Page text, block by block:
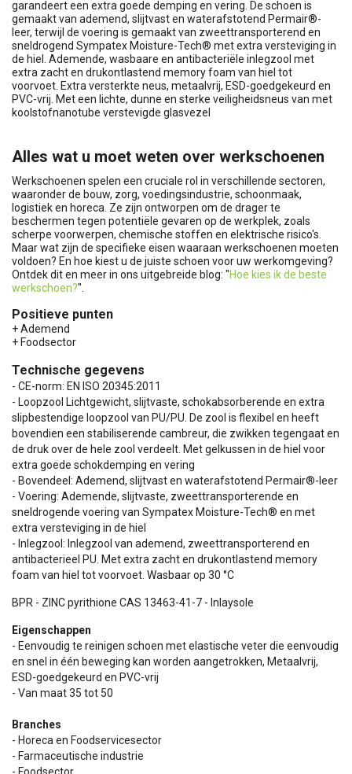
garandeert een extra goede demping en vering. De schoen is
gemaakt van ademend, slijtvast en waterafstotend Permair®-
leer, terwijl de voering is gemaakt van zweettransporterend en
sneldrogend Sympatex Moisture-Tech® met extra versteviging in
de hiel. Ademende, wasbaare en antibacteriële inlegzool met
extra zacht en drukontlastend memory foam van hiel tot
voorvoet. Extra versterkte neus, metaalvrij, ESD-goedgekeurd en
PVC-vrij. Met een lichte, dunne en sterke veiligheidsneus van met
koolstofnanotube verstevigde glasvezel
Alles wat u moet weten over werkschoenen
Werkschoenen spelen een cruciale rol in verschillende sectoren,
waaronder de bouw, zorg, voedingsindustrie, schoonmaak,
logistiek en horeca. Ze zijn ontworpen om de drager te
beschermen tegen potentiële gevaren op de werkplek, zoals
scherpe voorwerpen, chemische stoffen en elektrische risico's.
Maar wat zijn de specifieke eisen waaraan werkschoenen moeten
voldoen? En hoe kiest u de juiste schoen voor uw werkomgeving?
Ontdek dit en meer in ons uitgebreide blog: "Hoe kies ik de beste
werkschoen?".
Positieve punten
+ Ademend
+ Foodsector
Technische gegevens
- CE-norm: EN ISO 20345:2011
- Loopzool Lichtgewicht, slijtvaste, schokabsorberende en extra
slipbestendige loopzool van PU/PU. De zool is flexibel en heeft
bovendien een stabiliserende cambreur, die zwikken tegengaat en
de druk over de hele zool verdeelt. Met gelkussen in de hiel voor
extra goede schokdemping en vering
- Bovendeel: Ademend, slijtvast en waterafstotend Permair®-leer
- Voering: Ademende, slijtvaste, zweettransporterende en
sneldrogende voering van Sympatex Moisture-Tech® en met
extra versteviging in de hiel
- Inlegzool: Inlegzool van ademend, zweettransporterend en
antibacterieel PU. Met extra zacht en drukontlastend memory
foam van hiel tot voorvoet. Wasbaar op 30 °C
BPR - ZINC pyrithione CAS 13463-41-7 - Inlaysole
Eigenschappen
- Eenvoudig te reinigen schoen met elastische veter die eenvoudig
en snel in één beweging kan worden aangetrokken, Metaalvrij,
ESD-goedgekeurd en PVC-vrij
- Van maat 35 tot 50
Branches
- Horeca en Foodservicesector
- Farmaceutische industrie
- Foodsector